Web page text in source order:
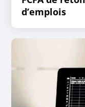
d’emplois